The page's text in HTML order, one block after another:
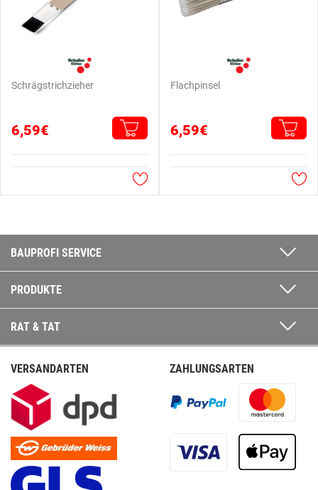
Schrägstrichzieher
6,59€
Flachpinsel
6,59€
BAUPROFI SERVICE
PRODUKTE
RAT & TAT
VERSANDARTEN ZAHLUNGSARTEN